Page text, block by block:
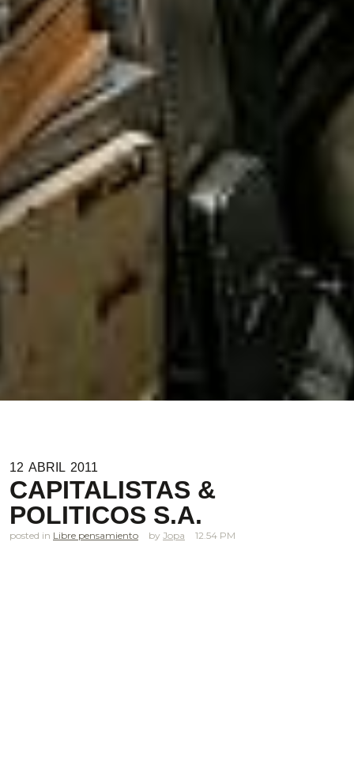
12 ABRIL 2011
CAPITALISTAS &
POLITICOS S.A.
posted in Libre pensamiento Jopa 12.54 PM